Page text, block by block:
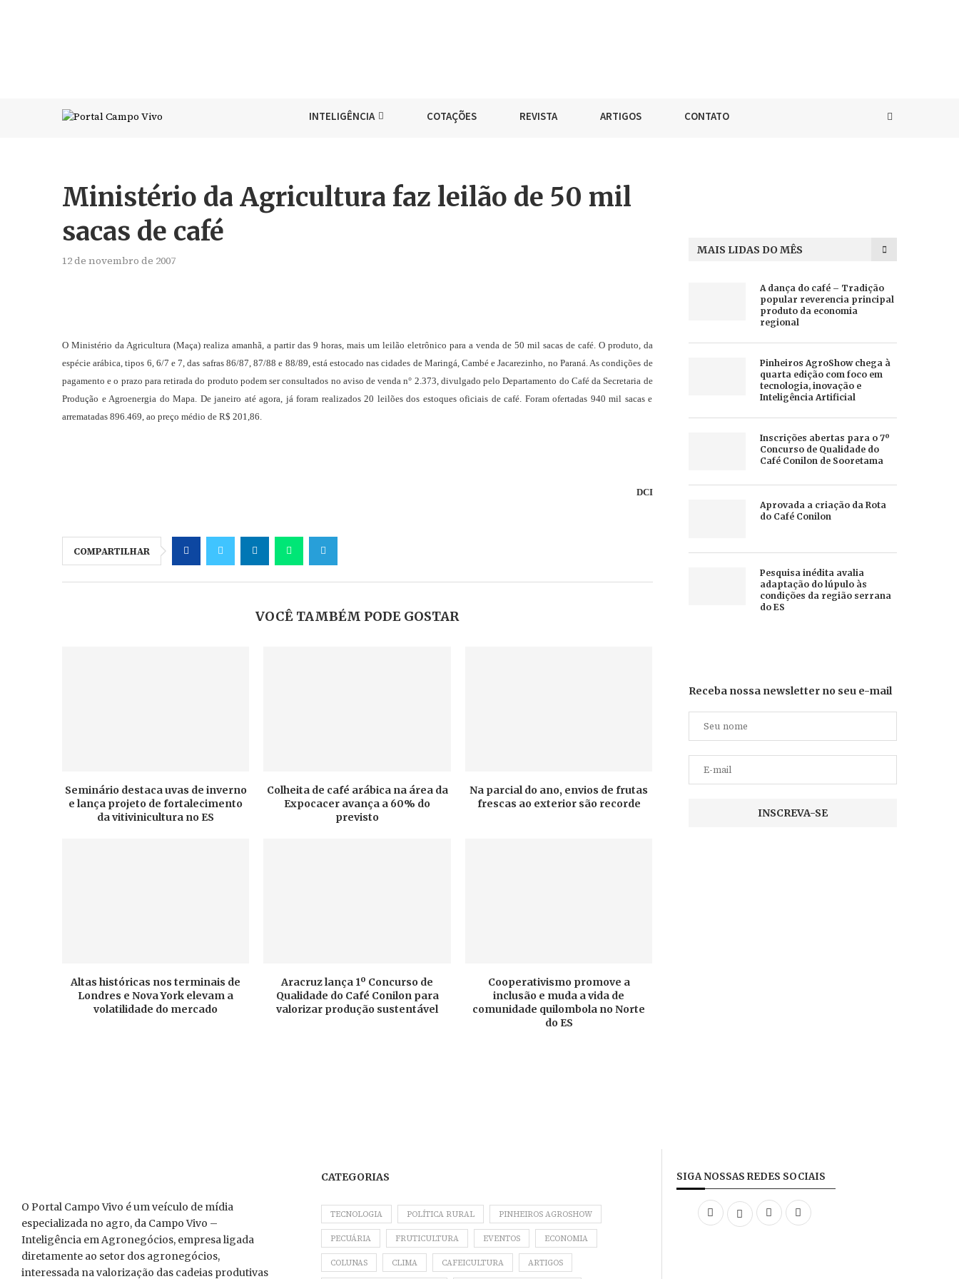
INTELIGÊNCIA COTAÇÕES REVISTA ARTIGOS CONTATO
Ministério da Agricultura faz leilão de 50 mil
sacas de café
12 de novembro de 2007
O Ministério da Agricultura (Maça) realiza amanhã, a partir das 9 horas, mais um leilão eletrônico para a venda de 50 mil sacas de café. O produto, da
espécie arábica, tipos 6, 6/7 e 7, das safras 86/87, 87/88 e 88/89, está estocado nas cidades de Maringá, Cambé e Jacarezinho, no Paraná. As condições de
pagamento e o prazo para retirada do produto podem ser consultados no aviso de venda n° 2.373, divulgado pelo Departamento do Café da Secretaria de
Produção e Agroenergia do Mapa. De janeiro até agora, já foram realizados 20 leilões dos estoques oficiais de café. Foram ofertadas 940 mil sacas e
arrematadas 896.469, ao preço médio de R$ 201,86.
DCI
COMPARTILHAR
VOCÊ TAMBÉM PODE GOSTAR
Seminário destaca uvas de inverno
e lança projeto de fortalecimento
da vitivinicultura no ES
Colheita de café arábica na área da
Expocacer avança a 60% do
previsto
Na parcial do ano, envios de frutas
frescas ao exterior são recorde
Altas históricas nos terminais de
Londres e Nova York elevam a
volatilidade do mercado
Aracruz lança 1º Concurso de
Qualidade do Café Conilon para
valorizar produção sustentável
Cooperativismo promove a
inclusão e muda a vida de
comunidade quilombola no Norte
do ES
MAIS LIDAS DO MÊS
A dança do café – Tradição
popular reverencia principal
produto da economia
regional
Pinheiros AgroShow chega à
quarta edição com foco em
tecnologia, inovação e
Inteligência Artificial
Inscrições abertas para o 7º
Concurso de Qualidade do
Café Conilon de Sooretama
Aprovada a criação da Rota
do Café Conilon
Pesquisa inédita avalia
adaptação do lúpulo às
condições da região serrana
do ES
Receba nossa newsletter no seu e-mail
O Portal Campo Vivo é um veículo de mídia
especializada no agro, da Campo Vivo –
Inteligência em Agronegócios, empresa ligada
diretamente ao setor dos agronegócios,
interessada na valorização das cadeias produtivas
CATEGORIAS
TECNOLOGIA POLÍTICA RURAL PINHEIROS AGROSHOW
PECUÁRIA FRUTICULTURA EVENTOS ECONOMIA
COLUNAS CLIMA CAFEICULTURA ARTIGOS
SIGA NOSSAS REDES SOCIAIS